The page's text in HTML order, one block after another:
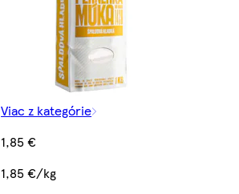
Viac z kategórie
1,85 €
1,85 €/kg